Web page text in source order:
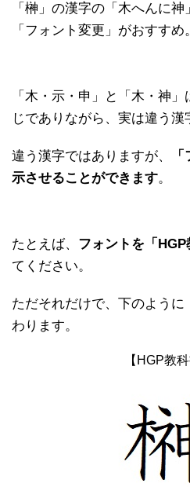
「榊」の漢字の「木へんに神
「フォント変更」がおすすめ。
「木・示・申」と「木・神
じでありながら、実は違う漢
違う漢字ではありますが、
示させることができます。
たとえば、 フォントを「
てください。
ただそれだけで、下のよう
わります。
【HGP教科